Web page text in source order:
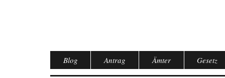
Blog Antrag Ämter Gesetz